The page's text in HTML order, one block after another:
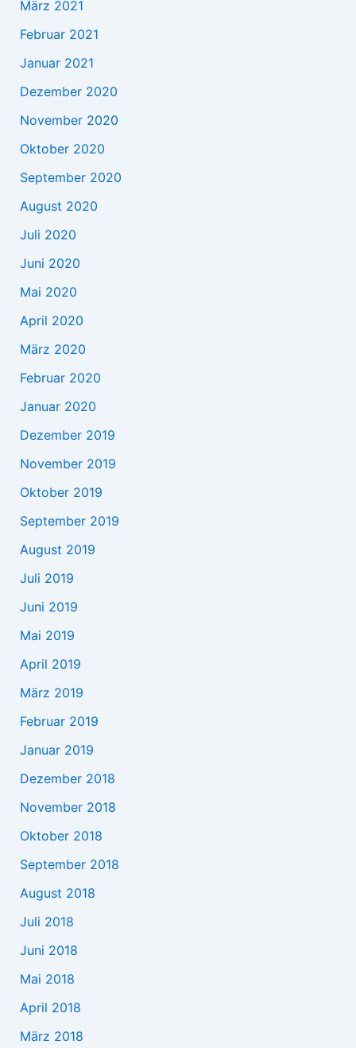
März 2021
Februar 2021
Januar 2021
Dezember 2020
November 2020
Oktober 2020
September 2020
August 2020
Juli 2020
Juni 2020
Mai 2020
April 2020
März 2020
Februar 2020
Januar 2020
Dezember 2019
November 2019
Oktober 2019
September 2019
August 2019
Juli 2019
Juni 2019
Mai 2019
April 2019
März 2019
Februar 2019
Januar 2019
Dezember 2018
November 2018
Oktober 2018
September 2018
August 2018
Juli 2018
Juni 2018
Mai 2018
April 2018
März 2018